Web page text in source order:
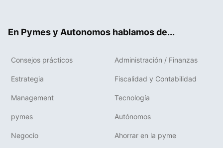
En Pymes y Autonomos hablamos de...
Consejos prácticos Administración / Finanzas
Estrategia Fiscalidad y Contabilidad
Management Tecnología
pymes Autónomos
Negocio Ahorrar en la pyme